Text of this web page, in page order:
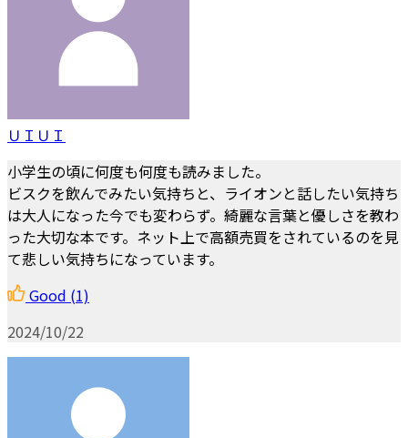
ＵＩＵＩ
小学生の頃に何度も何度も読みました。
ビスクを飲んでみたい気持ちと、ライオンと話したい気持ち
は大人になった今でも変わらず。綺麗な言葉と優しさを教わ
った大切な本です。ネット上で高額売買をされているのを見
て悲しい気持ちになっています。
Good (1)
2024/10/22